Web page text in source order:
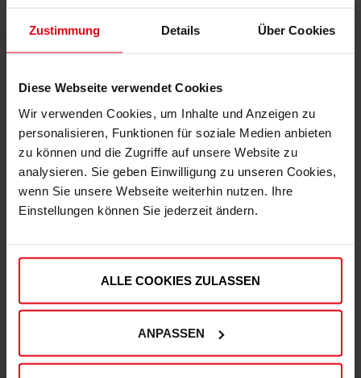
Zustimmung Details Über Cookies
Diese Webseite verwendet Cookies
Wir verwenden Cookies, um Inhalte und Anzeigen zu
personalisieren, Funktionen für soziale Medien anbieten
zu können und die Zugriffe auf unsere Website zu
analysieren. Sie geben Einwilligung zu unseren Cookies,
wenn Sie unsere Webseite weiterhin nutzen. Ihre
Einstellungen können Sie jederzeit ändern.
ALLE COOKIES ZULASSEN
ANPASSEN
Fortuna x adidas Trackjacket "Originals" Off-White
€ 99,95
Mitgliederpreis: € 89,96